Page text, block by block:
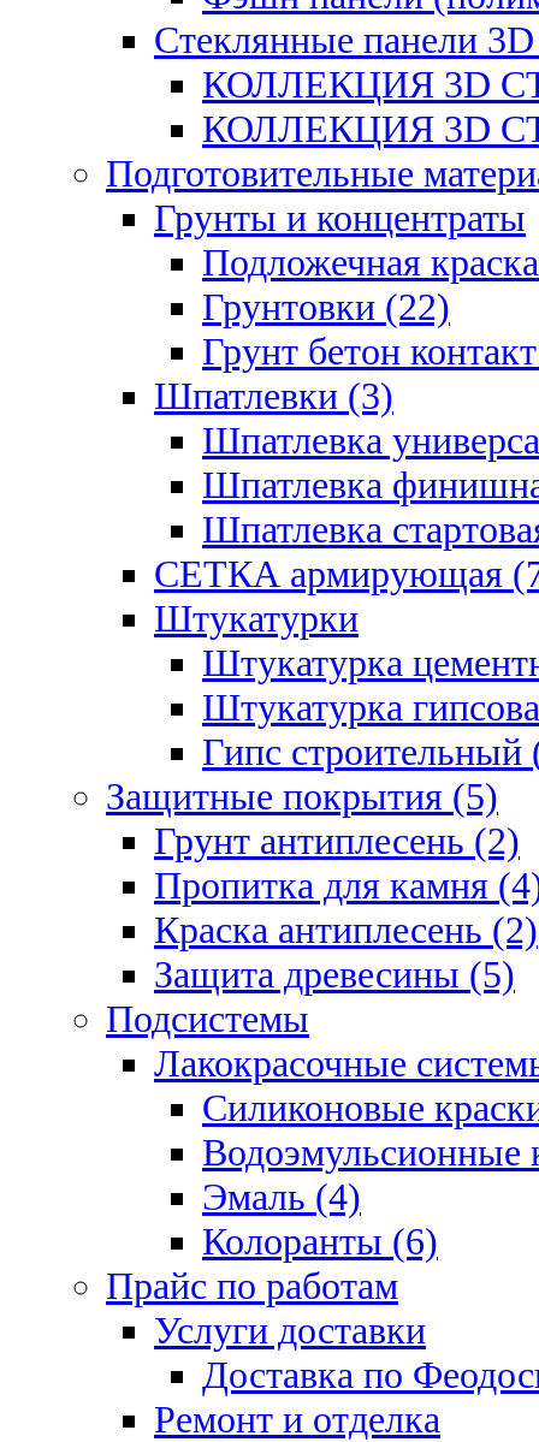
Стеклянные панели 3D
КОЛЛЕКЦИЯ 3D
КОЛЛЕКЦИЯ 3D
Подготовительные
Грунты и концентраты
Подложечная
Грунтовки (22)
Грунт бетон
Шпатлевки (3)
Шпатлевка
Шпатлевка
Шпатлевка
СЕТКА армирующая
Штукатурки
Штукатурка
Штукатурка
Гипс строительный
Защитные покрытия (5)
Грунт антиплесень (2)
Пропитка для камня
Краска антиплесень (2)
Защита древесины (5)
Подсистемы
Лакокрасочные
Силиконовые
Водоэмульсионные
Эмаль (4)
Колоранты (6)
Прайс по работам
Услуги доставки
Доставка по
Ремонт и отделка